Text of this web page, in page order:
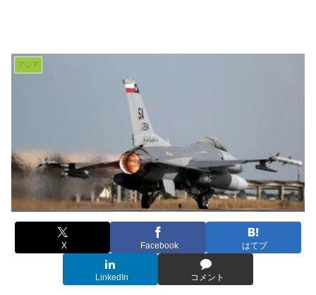
アジア
X Facebook はてブ
LinkedIn コメント